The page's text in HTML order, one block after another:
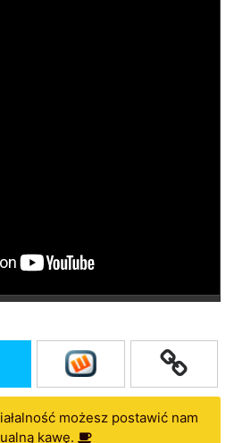
możesz postawić nam
kawę.